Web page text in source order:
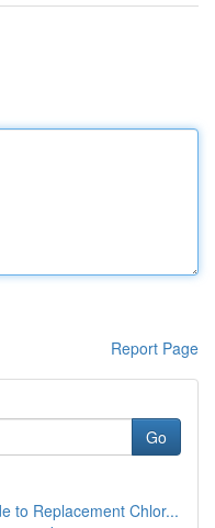
Report Page
Go
to Replacement Chlor...